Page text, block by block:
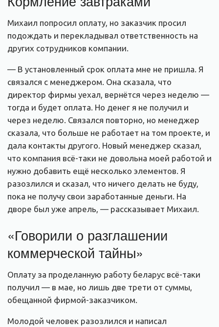
Михаил попросил оплату, но заказчик просил
подождать и перекладывал ответственность на
других сотрудников компании.
— В установленный срок оплата мне не пришла. Я
связался с менеджером. Она сказала, что
директор фирмы уехал, вернётся через неделю —
тогда и будет оплата. Но денег я не получил и
через неделю. Связался повторно, но менеджер
сказала, что больше не работает на том проекте, и
дала контакты другого. Новый менеджер сказал,
что компания всё-таки не довольна моей работой и
нужно добавить ещё несколько элементов. Я
разозлился и сказал, что ничего делать не буду,
пока не получу свои заработанные деньги. На
дворе был уже апрель, — рассказывает Михаил.
«Говорили о разглашении
коммерческой тайны»
Оплату за проделанную работу беларус всё-таки
получил — в мае, но лишь две трети от суммы,
обещанной фирмой-заказчиком.
Молодой человек разозлился и написал